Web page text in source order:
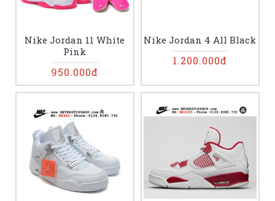
Nike Jordan 11 White
Pink
950.000đ
Nike Jordan 4 All Black
1.200.000đ